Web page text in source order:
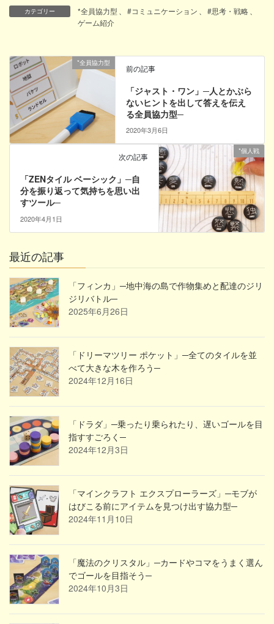
カテゴリー *全員協力型 #コミュニケーション #思考・戦略
ゲーム紹介
*全員協力型
前の記事
「ジャスト・ワン」─人とかぶら
ないヒントを出して答えを伝え
る全員協力型─
2020年3月6日
*個人戦
次の記事
「ZENタイル ベーシック」─自
分を振り返って気持ちを思い出
すツール─
2020年4月1日
最近の記事
「フィンカ」─地中海の島で作物集めと配達のジリ
ジリバトル─
2025年6月26日
「ドリーマツリー ポケット」─全てのタイルを並
べて大きな木を作ろう─
2024年12月16日
「ドラダ」─乗ったり乗られたり、遅いゴールを目
指すすごろく─
2024年12月3日
「マインクラフト エクスプローラーズ」─モブが
はびこる前にアイテムを見つけ出す協力型─
2024年11月10日
「魔法のクリスタル」─カードやコマをうまく選ん
でゴールを目指そう─
2024年10月3日